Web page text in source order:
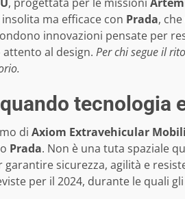
ma efficace con Prada,
innovazioni pensate per
al design. Per chi segue il
tecnologia
di Axiom Extravehicular
Prada. Non è una tuta spaziale
garantire sicurezza, agilità e
per il 2024, durante le quali